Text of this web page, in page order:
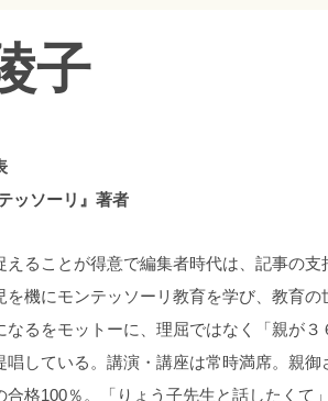
子
ッソーリ』著者
ることが得意で編集者時代は、記事の支
機にモンテッソーリ教育を学び、教育の
るをモットーに、理屈ではなく「親が３
している。講演・講座は常時満席。親御
格100％。「りょう子先生と話したくて